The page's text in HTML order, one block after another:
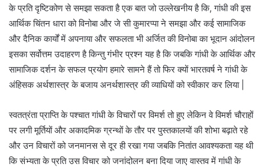
के प्रति दृष्टिकोण से समझा सकता है एक बात जो उल्लेखनीय है कि, गांधी की इस
आर्थिक चिंतन धारा को विनोबा और जे सी कुमारप्पा ने समझा और कई सामाजिक
और दैनिक कार्यों में अपनाया और सफलता भी अर्जित की विनोबा का भूदान आंदोलन
इसका सर्वोत्तम उदाहरण है किन्तु गंभीर प्रश्न यह है कि जबकि गांधी के आर्थिक और
सामाजिक दर्शन के सफल प्रयोग हमारे सामने हैं तो फिर क्यों भारतवर्ष ने गांधी के
अंहिसक अर्थशास्त्र के बजाय अनर्थशास्त्र की व्याधियों को स्वीकार कर लिया |
स्वतत्रंता प्राप्ति के पश्चात गांधी के विचारों पर विमर्श तो हुए लेकिन वे विमर्श चौराहों
पर लगी मूर्तियों और अकादमिक ग्रन्थों के तौर पर पुस्तकालयों की शोभा बढ़ाते रहे
और उन विचारों को जनमानस से दूर ही रखा गया जबकि नितांत आवश्यकता यह थी
कि संभ्यता के प्रति उस विचार को जनांदोलन बना दिया जाए वास्तव में गांधी के